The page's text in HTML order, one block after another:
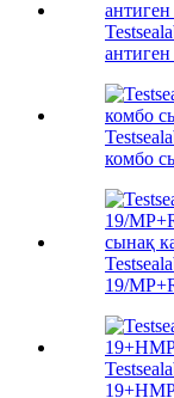
комбо
19/